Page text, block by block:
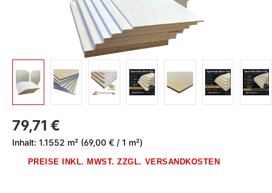
Regulärer Preis:
79,71 €
Inhalt: 1.1552 m² (69,00 € / 1 m²)
PREISE INKL. MWST. ZZGL. VERSANDKOSTEN